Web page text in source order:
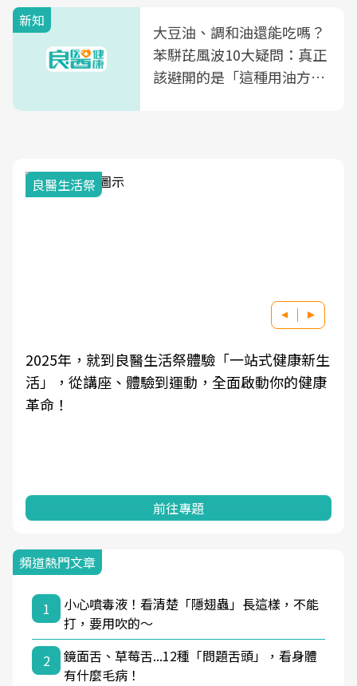
新知
大豆油、調和油還能吃嗎？
苯駢芘風波10大疑問：真正
該避開的是「這種用油方
良醫生活祭
2025年，就到良醫生活祭體驗「一站式健康新生
活」，從講座、體驗到運動，全面啟動你的健康
革命！
前往專題
頻道熱門文章
1
小心噴毒液！看清楚「隱翅蟲」長這樣，不能
打，要用吹的～
2
鏡面舌、草莓舌...12種「問題舌頭」，看身體
有什麼毛病！